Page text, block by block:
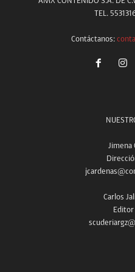
TEL.
Contáctanos:
Jimena
Carlos
Editor